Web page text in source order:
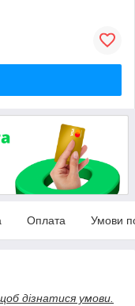
Оплата Умови
дізнатися умови.